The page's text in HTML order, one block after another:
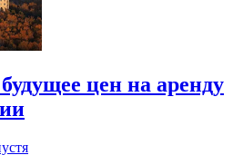
цен на аренду